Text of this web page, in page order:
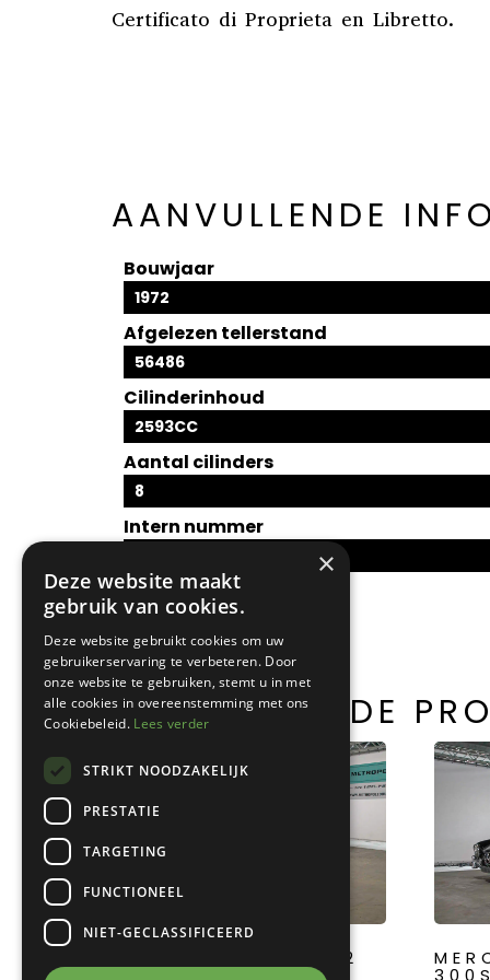
Certificato di Proprieta en Libretto.
AANVULLENDE
Bouwjaar
1972
Afgelezen tellerstand
56486
Cilinderinhoud
2593CC
Aantal cilinders
8
Intern nummer
GERELATEERDE
CITROËN 2CV AZ A2
×
Deze website maakt
gebruik van cookies.
Deze website gebruikt cookies om uw
gebruikerservaring te verbeteren. Door
onze website te gebruiken, stemt u in met
alle cookies in overeenstemming met ons
Cookiebeleid. Lees verder
STRIKT NOODZAKELIJK
PRESTATIE
TARGETING
FUNCTIONEEL
NIET-GECLASSIFICEERD